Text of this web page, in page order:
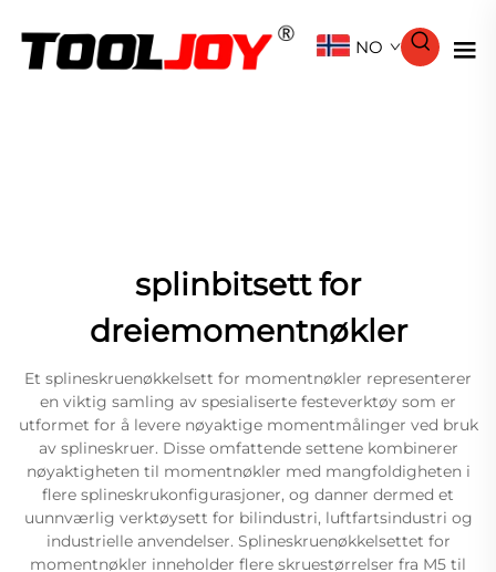
NO
splinbitsett for
dreiemomentnøkler
Et splineskruenøkkelsett for momentnøkler representerer
en viktig samling av spesialiserte festeverktøy som er
utformet for å levere nøyaktige momentmålinger ved bruk
av splineskruer. Disse omfattende settene kombinerer
nøyaktigheten til momentnøkler med mangfoldigheten i
flere splineskrukonfigurasjoner, og danner dermed et
uunnværlig verktøysett for bilindustri, luftfartsindustri og
industrielle anvendelser. Splineskruenøkkelsettet for
momentnøkler inneholder flere skruestørrelser fra M5 til